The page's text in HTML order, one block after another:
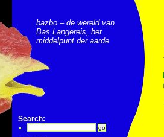
bazbo – de wereld van
Bas Langereis, het
middelpunt der aarde
Search: